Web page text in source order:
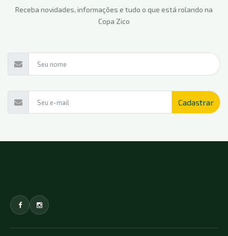
Receba novidades, informações e tudo o que está rolando na
Copa Zico